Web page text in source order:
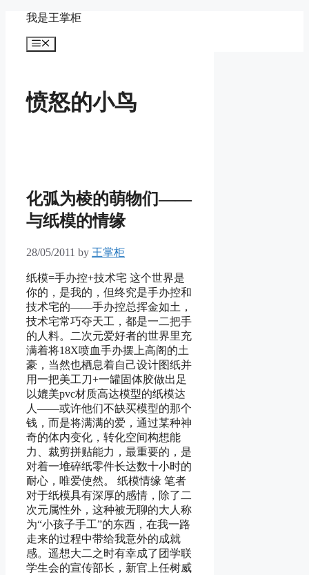
content
我是王掌柜
Menu
愤怒的小鸟
化弧为棱的萌物们——
与纸模的情缘
28/05/2011 by 王掌柜
纸模=手办控+技术宅 这个世界是
你的，是我的，但终究是手办控和
技术宅的——手办控总挥金如土，
技术宅常巧夺天工，都是一二把手
的人料。二次元爱好者的世界里充
满着将18X喷血手办摆上高阁的土
豪，当然也栖息着自己设计图纸并
用一把美工刀+一罐固体胶做出足
以媲美pvc材质高达模型的纸模达
人——或许他们不缺买模型的那个
钱，而是将满满的爱，通过某种神
奇的体内变化，转化空间构想能
力、裁剪拼贴能力，最重要的，是
对着一堆碎纸零件长达数十小时的
耐心，唯爱使然。 纸模情缘 笔者
对于纸模具有深厚的感情，除了二
次元属性外，这种被无聊的大人称
为“小孩子手工”的东西，在我一路
走来的过程中带给我意外的成就
感。遥想大二之时有幸成了团学联
学生会的宣传部长，新官上任树威